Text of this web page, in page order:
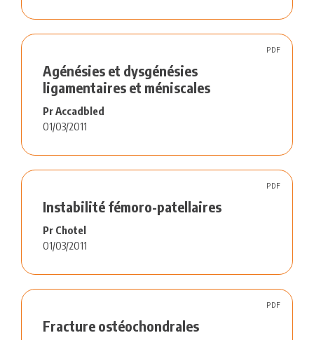
Agénésies et dysgénésies
ligamentaires et méniscales
Pr Accadbled
01/03/2011
PDF
Instabilité fémoro-patellaires
Pr Chotel
01/03/2011
PDF
Fracture ostéochondrales
PDF